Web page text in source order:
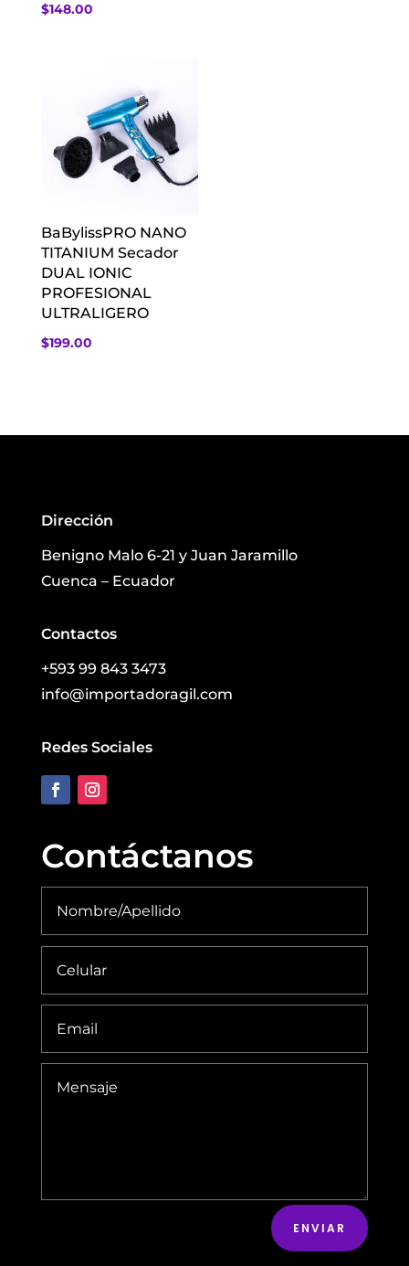
$148.00
BaBylissPRO NANO
TITANIUM Secador
DUAL IONIC
PROFESIONAL
ULTRALIGERO
$199.00
Dirección
Benigno Malo 6-21 y Juan Jaramillo
Cuenca – Ecuador
Contactos
+593 99 843 3473
info@importadoragil.com
Redes Sociales
Contáctanos
ENVIAR